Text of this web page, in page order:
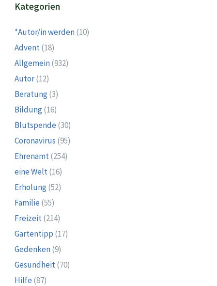
Kategorien
*Autor/in werden(10)
Advent(18)
Allgemein(932)
Autor(12)
Beratung(3)
Bildung(16)
Blutspende (30)
Coronavirus (95)
Ehrenamt(254)
eine Welt(16)
Erholung(52)
Familie (55)
Freizeit(214)
Gartentipp (17)
Gedenken(9)
Gesundheit(70)
Hilfe (87)